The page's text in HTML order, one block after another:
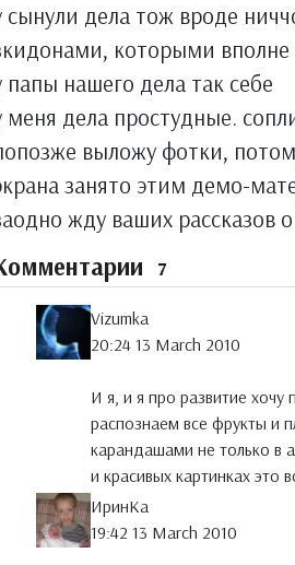
сынули дела тож вроде
которыми вполне
папы нашего дела так себе
меня дела простудные.
выложу фотки,
занято этим демо-
жду ваших рассказов
7
Vizumka
20:24 13 March 2010
И я, и я про развитие хочу
распознаем все фрукты и
карандашами не только в
и красивых картинках это
ИринКа
19:42 13 March 2010